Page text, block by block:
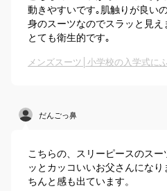
動きやすいです｡肌触りが良い
身のスーツなのでスラッと見
とても衛生的です｡
だんごっ鼻
こちらの、スリーピースのス
ッとカッコいいお父さんにな
ちんと感も出ています。